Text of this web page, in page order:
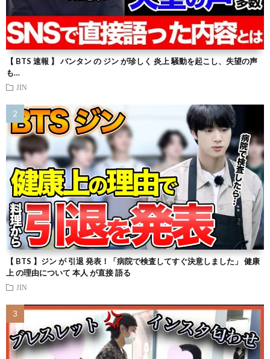
【 BTS 速報 】 バンタン の ジン が珍しく 炎上 騒動を起こし、失望の声
も…
JIN
【 BTS 】ジン が 引退 発表！「病院で検査してすぐ決意しました」 健康
上 の理由について 本人 が直接 語る
JIN